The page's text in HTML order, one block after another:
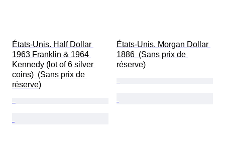
États-Unis. Half Dollar
1963 Franklin & 1964
Kennedy (lot of 6 silver
coins)  (Sans prix de
réserve)
États-Unis. Morgan Dollar
1886  (Sans prix de
réserve)